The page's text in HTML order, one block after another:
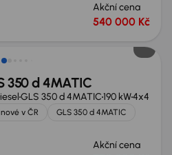
Akční cena
540 000 Kč
350 d 4MATIC
GLS 350 d 4MATIC190 kW4x4
v ČR
GLS 350 d 4MATIC
Akční cena